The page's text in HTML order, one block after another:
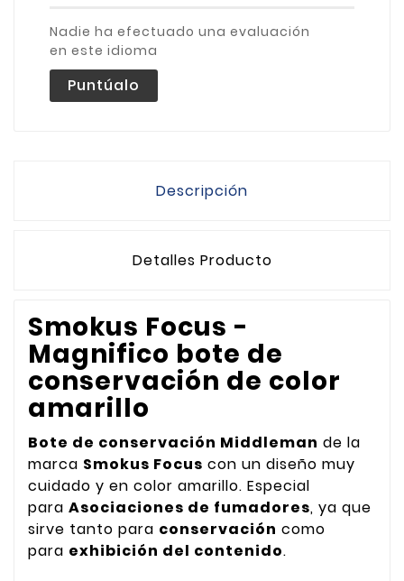
Nadie ha efectuado una evaluación
en este idioma
Puntúalo
Descripción
Detalles Producto
Smokus Focus -
Magnifico bote de
conservación de color
amarillo
Bote de conservación Middleman de la
marca Smokus Focus con un diseño muy
cuidado y en color amarillo. Especial
para Asociaciones de fumadores, ya que
sirve tanto para conservación como
para exhibición del contenido.